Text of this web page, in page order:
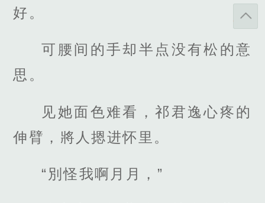
好。
可腰间的手却半点没有松的意
思。
见她面色难看，祁君逸心疼的
伸臂，將人摁进怀里。
“別怪我啊月月，”